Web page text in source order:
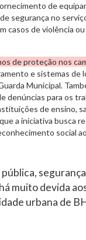
de
segurança no
casos de violência
de proteção nos
e sistemas de
Municipal.
denúncias para os
de ensino,
a iniciativa busca
social
pública,
muito devida
urbana de